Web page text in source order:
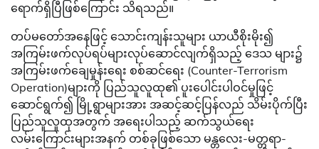
ရောက်ရှိ​ပြီဖြစ်​ကြောင်း သိရသည်။
တပ်မတော်အနေဖြင့် သောင်းကျန်းသူများ ယာယီစိုးမိုး၍
အကြမ်းဖက်လုပ်ရပ်များလုပ်ဆောင်လျက်ရှိသည့် ဒေသ များ၌
အကြမ်းဖက်ချေမှုန်းရေး စစ်ဆင်ရေး (Counter-Terrorism
Operation)များကို ပြည်သူလူထု၏ ပူးပေါင်းပါဝင်မှုဖြင့်
ဆောင်ရွက်၍ မြို့ရွာများအား အဆင့်ဆင့်ပြန်လည် သိမ်းပိုက်ပြီး
ပြည်သူလူထုအတွက် အရေးပါသည့် ဆက်သွယ်ရေး
လမ်းကြောင်းများအနက် တစ်ခုဖြစ်သော မန္တလေး-မတ္တရာ-